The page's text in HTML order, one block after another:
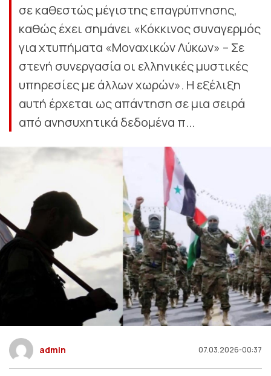
σε καθεστώς μέγιστης επαγρύπνησης,
καθώς έχει σημάνει «Κόκκινος συναγερμός
για χτυπήματα «Μοναχικών Λύκων» – Σε
στενή συνεργασία οι ελληνικές μυστικές
υπηρεσίες με άλλων χωρών». Η εξέλιξη
αυτή έρχεται ως απάντηση σε μια σειρά
από ανησυχητικά δεδομένα π...
admin 07.03.2026-00:37